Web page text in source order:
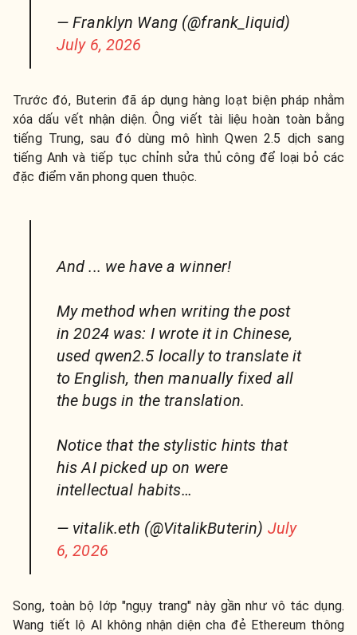
— Franklyn Wang (@frank_liquid)
July 6, 2026
Trước đó, Buterin đã áp dụng hàng loạt biện pháp nhằm
xóa dấu vết nhận diện. Ông viết tài liệu hoàn toàn bằng
tiếng Trung, sau đó dùng mô hình Qwen 2.5 dịch sang
tiếng Anh và tiếp tục chỉnh sửa thủ công để loại bỏ các
đặc điểm văn phong quen thuộc.
And ... we have a winner!
My method when writing the post
in 2024 was: I wrote it in Chinese,
used qwen2.5 locally to translate it
to English, then manually fixed all
the bugs in the translation.
Notice that the stylistic hints that
his AI picked up on were
intellectual habits…
— vitalik.eth (@VitalikButerin) July
6, 2026
Song, toàn bộ lớp "ngụy trang" này gần như vô tác dụng.
Wang tiết lộ AI không nhận diện cha đẻ Ethereum thông